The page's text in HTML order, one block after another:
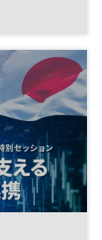
エネルギー